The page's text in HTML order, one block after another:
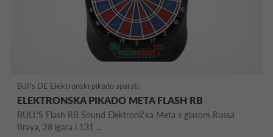
Bull's DE Elektronski pikado aparati
ELEKTRONSKA PIKADO META FLASH RB
BULL'S Flash RB Sound Elektronička Meta s glasom Russa
Braya, 28 igara i 131 ...